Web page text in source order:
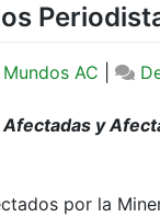
AC
y
por la